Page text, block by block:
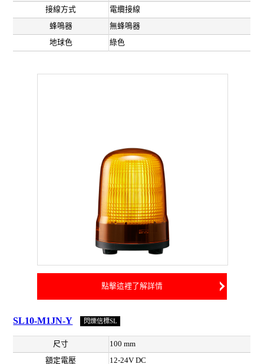
接線方式
電纜接線
蜂鳴器
無蜂鳴器
地球色
綠色
點擊這裡了解詳情
SL10-M1JN-Y 閃爍信標SL
尺寸
100 mm
額定電壓
12-24V DC